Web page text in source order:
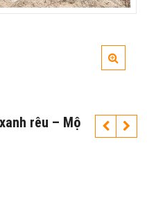
rêu – Mộ